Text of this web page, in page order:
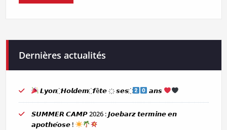
Dernières actualités
𝙇𝙮𝙤𝙣 ҉ 𝙃𝙤𝙡𝙙𝙚𝙢 ҉ 𝙛ê𝙩𝙚 ҉ 𝙨𝙚𝙨 ҉ 𝙖𝙣𝙨
𝙎𝙐𝙈𝙈𝙀𝙍 𝘾𝘼𝙈𝙋 2026 : 𝙅𝙤𝙚𝙗𝙖𝙧𝙯 𝙩𝙚𝙧𝙢𝙞𝙣𝙚 𝙚𝙣
𝙖𝙥𝙤𝙩𝙝𝙚́𝙤𝙨𝙚 !